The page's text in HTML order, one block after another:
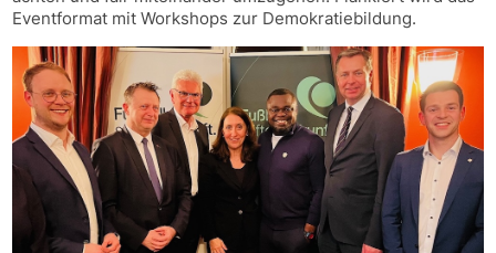
Eventformat mit Workshops zur Demokratiebildung.